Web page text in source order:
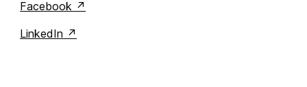
Facebook
LinkedIn